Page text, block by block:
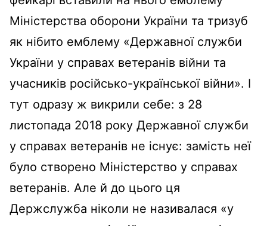
Міністерства оборони України та тризуб
як нібито емблему «Державної служби
України у справах ветеранів війни та
учасників російсько-української війни». І
тут одразу ж викрили себе: з 28
листопада 2018 року Державної служби
у справах ветеранів не існує: замість неї
було створено Міністерство у справах
ветеранів. Але й до цього ця
Держслужба ніколи не називалася «у